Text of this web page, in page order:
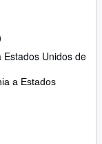
Unidos de
a Estados